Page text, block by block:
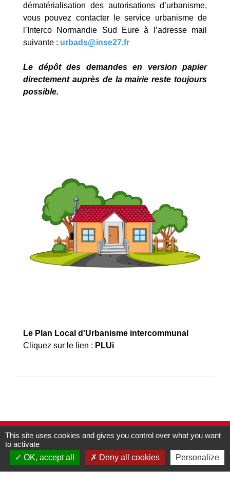
dématérialisation des autorisations d’urbanisme,
vous pouvez contacter le service urbanisme de
l’Interco Normandie Sud Eure à l’adresse mail
suivante : urbads@inse27.fr
Le dépôt des demandes en version papier
directement auprès de la mairie reste toujours
possible.
Le Plan Local d'Urbanisme intercommunal
Cliquez sur le lien : PLUi
Contacts
Commune de Pullay
2 rue des Rossignols
27130 Pullay - FRANCE
This site uses cookies and gives you control over what you want
to activate
OK, accept all
Deny all cookies Personalize